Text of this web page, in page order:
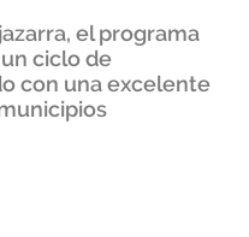
el programa
ciclo de
con una excelente